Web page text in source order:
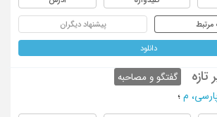
مرتبط پیشنهاد دیگران
دانلود
گفتگو و مصاحبه
م ؛